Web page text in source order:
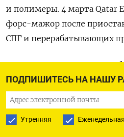
ПОДПИШИТЕСЬ НА НАШУ
Утренняя Еженедельная
и полимеры. 4 марта Qatar
форс-мажор после
СПГ и перерабатывающих
По данным CNN, иранские
атаковали объект
а также энергетическую
в Месаиде. Qatar Energy
о попадании дрона по